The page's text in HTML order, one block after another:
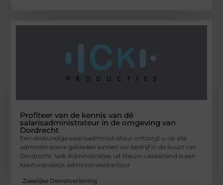
Profiteer van de kennis van dé
salarisadministrateur in de omgeving van
Dordrecht
Een deskundige salarisadministrateur ontzorgt u op alle
administratieve gebieden binnen uw bedrijf in de buurt van
Dordrecht. Valk Administraties uit Nieuw-Lekkerland is een
klantvriendelijk administratiekantoor
Zakelijke Dienstverlening